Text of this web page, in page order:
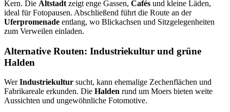
Kern. Die Altstadt zeigt enge Gassen, Cafés und kleine Läden,
ideal für Fotopausen. Abschließend führt die Route an der
Uferpromenade entlang, wo Blickachsen und Sitzgelegenheiten
zum Verweilen einladen.
Alternative Routen: Industriekultur und grüne
Halden
WerIndustriekultur sucht, kann ehemalige Zechenflächen und
Fabrikareale erkunden. Die Halden rund um Moers bieten weite
Aussichten und ungewöhnliche Fotomotive.